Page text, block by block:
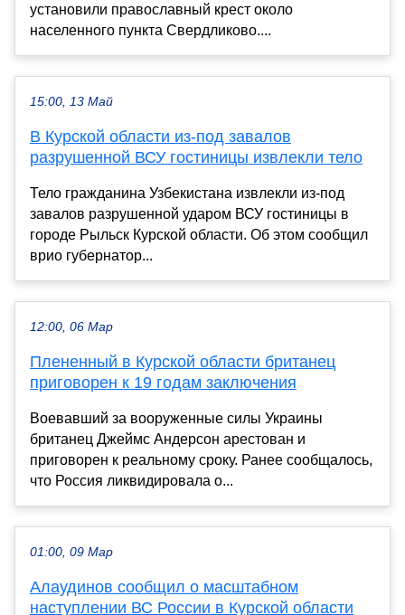
установили православный крест около
населенного пункта Свердликово....
15:00, 13 Май
В Курской области из-под завалов
разрушенной ВСУ гостиницы извлекли тело
Тело гражданина Узбекистана извлекли из-под
завалов разрушенной ударом ВСУ гостиницы в
городе Рыльск Курской области. Об этом сообщил
врио губернатор...
12:00, 06 Мар
Плененный в Курской области британец
приговорен к 19 годам заключения
Воевавший за вооруженные силы Украины
британец Джеймс Андерсон арестован и
приговорен к реальному сроку. Ранее сообщалось,
что Россия ликвидировала о...
01:00, 09 Мар
Алаудинов сообщил о масштабном
наступлении ВС России в Курской области